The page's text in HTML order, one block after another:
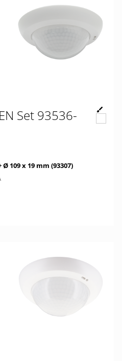
Set 93536-
Ø 109 x 19 mm (93307)